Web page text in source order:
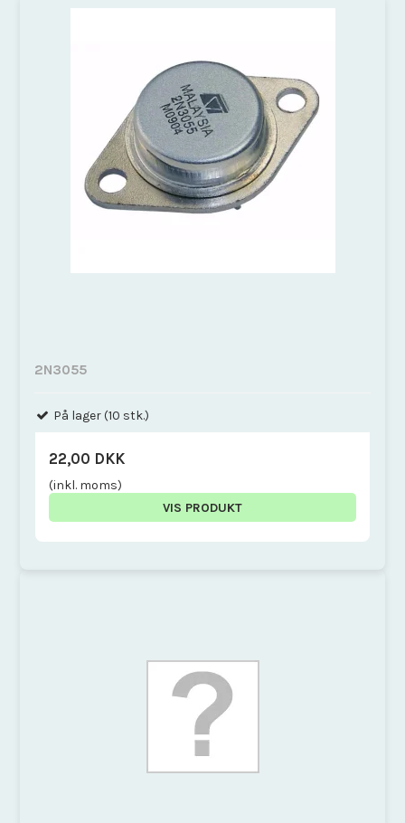
2N3055
På lager (10 stk.)
22,00 DKK
(inkl. moms)
VIS PRODUKT